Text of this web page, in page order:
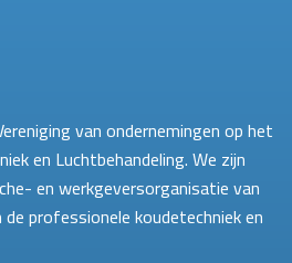
van ondernemingen op het
en Luchtbehandeling. We zijn
en werkgeversorganisatie van
professionele koudetechniek en